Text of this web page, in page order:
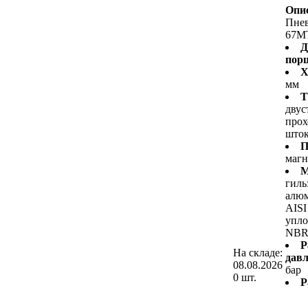
На складе:
08.08.2026
0 шт.
мм
NBR
бар